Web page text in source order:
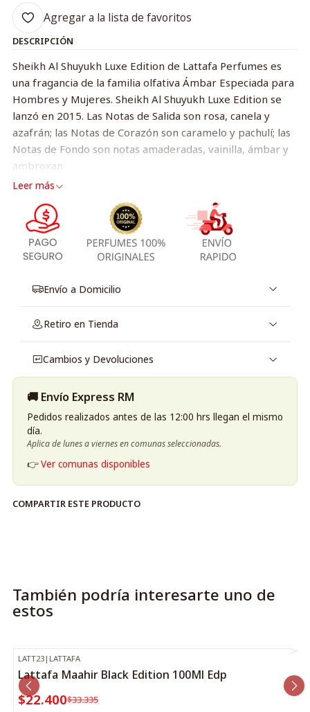
Agregar a la lista de favoritos
DESCRIPCIÓN
Sheikh Al Shuyukh Luxe Edition de Lattafa Perfumes es
una fragancia de la familia olfativa Ámbar Especiada para
Hombres y Mujeres. Sheikh Al Shuyukh Luxe Edition se
lanzó en 2015. Las Notas de Salida son rosa, canela y
azafrán; las Notas de Corazón son caramelo y pachulí; las
Notas de Fondo son notas amaderadas, vainilla, ámbar y
ambroxan
Leer más
Envío a Domicilio
Retiro en Tienda
Cambios y Devoluciones
🚚 Envío Express RM
Pedidos realizados antes de las 12:00 hrs llegan el mismo
día.
Aplica de lunes a viernes en comunas seleccionadas.
👉Ver comunas disponibles
COMPARTIR ESTE PRODUCTO
También podría interesarte uno de
estos
-33% OFF
LATT23 | LATTAFA
Lattafa Maahir Black Edition 100Ml Edp
$22.400$33.335